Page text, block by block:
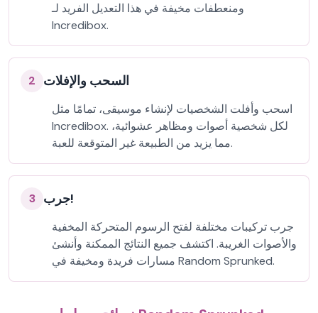
ومنعطفات مخيفة في هذا التعديل الفريد لـ
Incredibox.
2 السحب والإفلات
اسحب وأفلت الشخصيات لإنشاء موسيقى، تمامًا مثل
Incredibox. لكل شخصية أصوات ومظاهر عشوائية،
مما يزيد من الطبيعة غير المتوقعة للعبة.
3 جرب!
جرب تركيبات مختلفة لفتح الرسوم المتحركة المخفية
والأصوات الغريبة. اكتشف جميع النتائج الممكنة وأنشئ
مسارات فريدة ومخيفة في Random Sprunked.